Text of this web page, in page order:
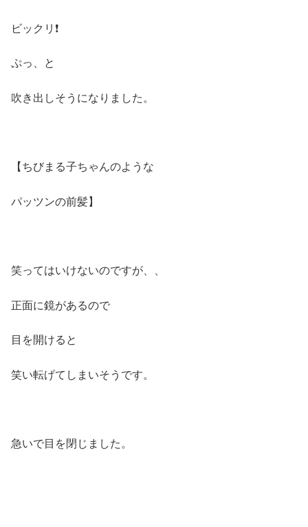
ビックリ❗️
ぷっ、と
吹き出しそうになりました。
【ちびまる子ちゃんのような
パッツンの前髪】
笑ってはいけないのですが、、
正面に鏡があるので
目を開けると
笑い転げてしまいそうです。
急いで目を閉じました。